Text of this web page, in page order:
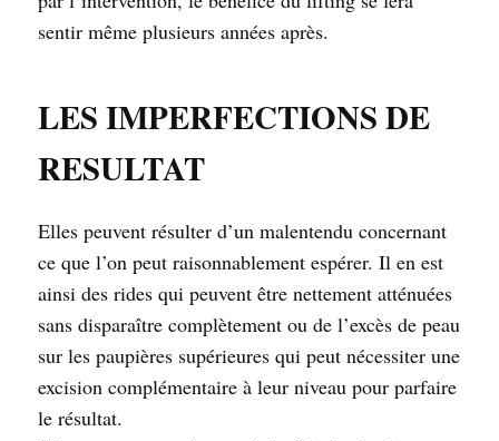
sentir même plusieurs années après.
LES IMPERFECTIONS DE
RESULTAT
Elles peuvent résulter d’un malentendu concernant
ce que l’on peut raisonnablement espérer. Il en est
ainsi des rides qui peuvent être nettement atténuées
sans disparaître complètement ou de l’excès de peau
sur les paupières supérieures qui peut nécessiter une
excision complémentaire à leur niveau pour parfaire
le résultat.